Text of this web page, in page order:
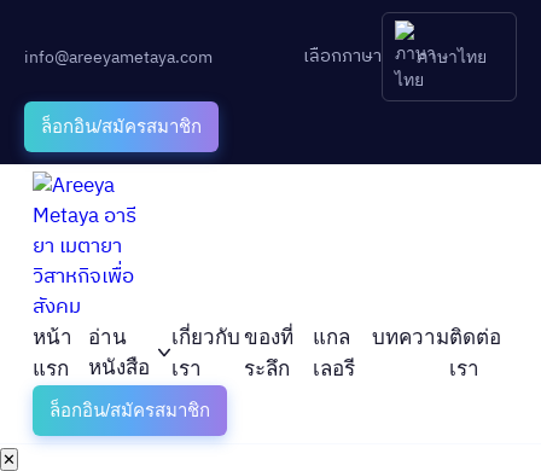
info@areeyametaya.com เลือกภาษา ภาษาไทย
ล็อกอิน/สมัครสมาชิก
หน้า
แรก
อ่าน
หนังสือ
เกี่ยวกับ
เรา
ของที่
ระลึก
แกล
เลอรี
บทความติดต่อ
เรา
ล็อกอิน/สมัครสมาชิก
✕